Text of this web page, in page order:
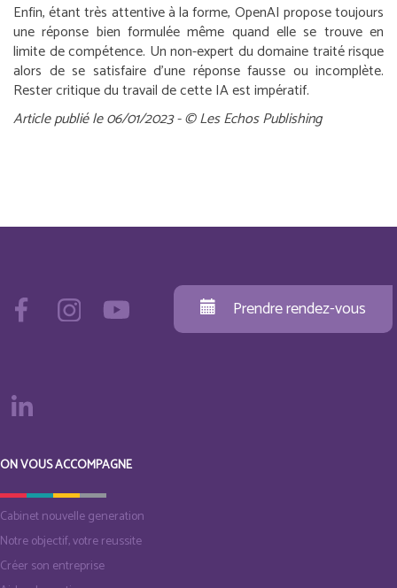
Enfin, étant très attentive à la forme, OpenAI propose toujours
une réponse bien formulée même quand elle se trouve en
limite de compétence. Un non-expert du domaine traité risque
alors de se satisfaire d’une réponse fausse ou incomplète.
Rester critique du travail de cette IA est impératif.
Article publié le 06/01/2023 - © Les Echos Publishing
Prendre rendez-vous
ON VOUS ACCOMPAGNE
Cabinet nouvelle generation
Notre objectif, votre reussite
Créer son entreprise